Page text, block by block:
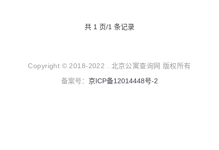
共 1 页/1 条记录
Copyright © 2018-2022 . 北京公寓查询网 版权所有
备案号： 京ICP备12014448号-2